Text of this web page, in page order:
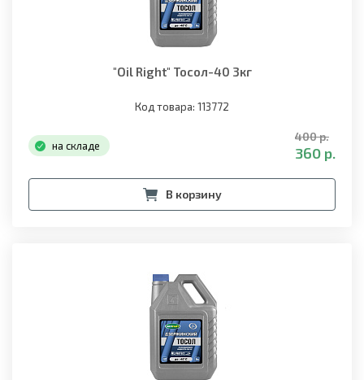
"Oil Right" Тосол-40 3кг
Код товара: 113772
на складе
400 р.
360 р.
В корзину